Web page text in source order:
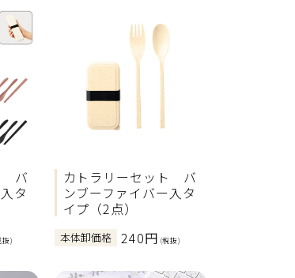
バ
タ
抜)
カトラリーセット バ
ンブーファイバー入タ
イプ（2点）
本体卸価格 240円 (税抜)